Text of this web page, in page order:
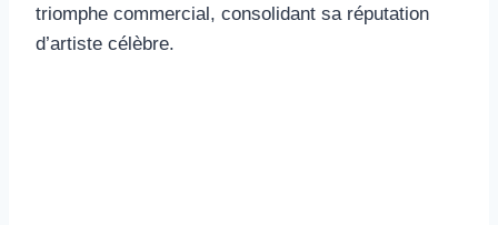
triomphe commercial, consolidant sa réputation
d’artiste célèbre.